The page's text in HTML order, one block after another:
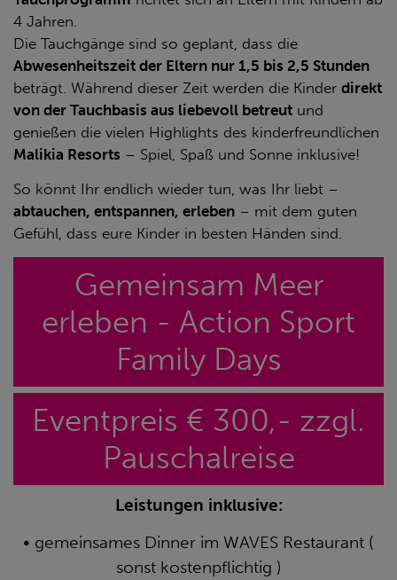
4 Jahren.
Die Tauchgänge sind so geplant, dass die
Abwesenheitszeit der Eltern nur 1,5 bis 2,5 Stunden
beträgt. Während dieser Zeit werden die Kinder direkt
von der Tauchbasis aus liebevoll betreut und
genießen die vielen Highlights des kinderfreundlichen
Malikia Resorts – Spiel, Spaß und Sonne inklusive!
So könnt Ihr endlich wieder tun, was Ihr liebt –
abtauchen, entspannen, erleben – mit dem guten
Gefühl, dass eure Kinder in besten Händen sind.
Gemeinsam Meer
erleben - Action Sport
Family Days
Eventpreis € 300,- zzgl.
Pauschalreise
Leistungen inklusive:
• gemeinsames Dinner im WAVES Restaurant (
sonst kostenpflichtig )